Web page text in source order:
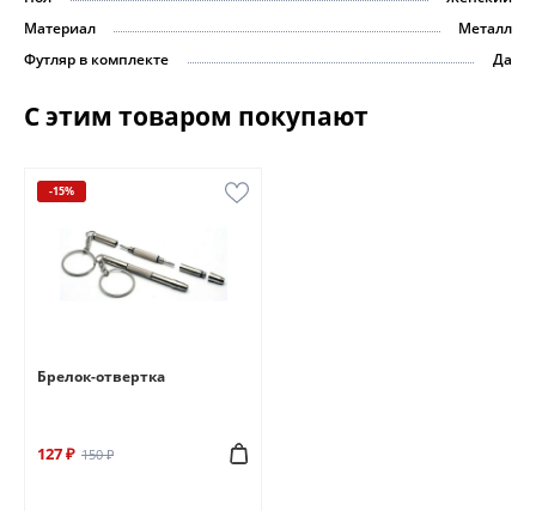
Материал
Металл
Футляр в комплекте
Да
С этим товаром покупают
-15%
Брелок-отвертка
127 ₽ 150 ₽